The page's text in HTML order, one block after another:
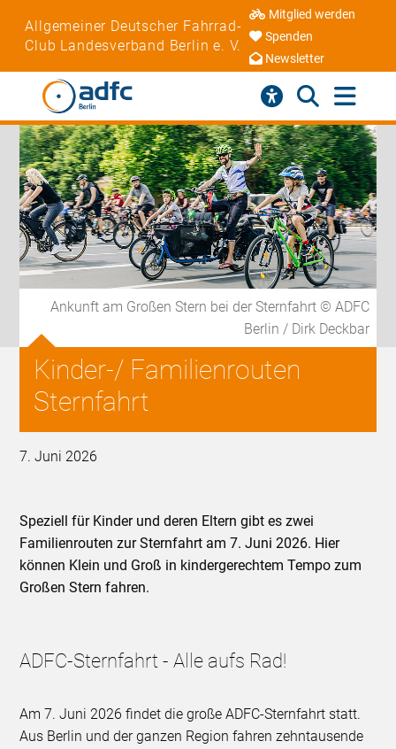
Allgemeiner Deutscher Fahrrad-
Club Landesverband Berlin e. V.
Mitglied werden
Spenden
Newsletter
Ankunft am Großen Stern bei der Sternfahrt © ADFC
Berlin / Dirk Deckbar
Kinder-/ Familienrouten
Sternfahrt
7. Juni 2026
Speziell für Kinder und deren Eltern gibt es zwei
Familienrouten zur Sternfahrt am 7. Juni 2026. Hier
können Klein und Groß in kindergerechtem Tempo zum
Großen Stern fahren.
ADFC-Sternfahrt - Alle aufs Rad!
Am 7. Juni 2026 findet die große ADFC-Sternfahrt statt.
Aus Berlin und der ganzen Region fahren zehntausende